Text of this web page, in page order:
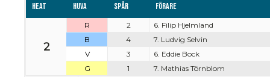
Heat Huva Spår Förare
2
R 2
6. Filip Hjelmland
B
4
7. Ludvig Selvin
V
3
6. Eddie Bock
G
1
7. Mathias Törnblom